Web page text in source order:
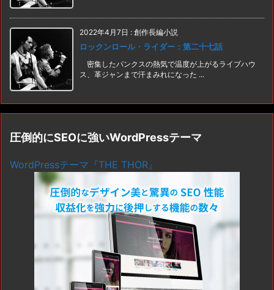
2022年4月7日 : 創作長編小説
ロックンロール・ライダー：第二十七話
密集したパンクスの熱気で温度が上がるライブハウ
ス、革ジャンまで汗まみれになった ...
圧倒的にSEOに強いWordPressテーマ
WordPressテーマ『THE THOR』